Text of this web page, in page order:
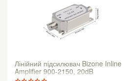
Лінійний підсилювач Bizone Inline
Amplifier 900-2150, 20dB